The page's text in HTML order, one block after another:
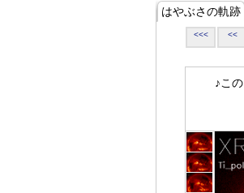
はやぶさの軌跡
<<< <<
♪この